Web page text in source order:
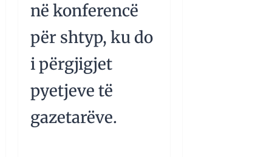
në konferencë
për shtyp, ku do
i përgjigjet
pyetjeve të
gazetarëve.